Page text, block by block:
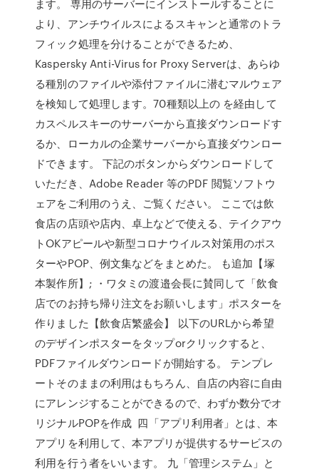
ます。 専用のサーバーにインストールすることに
より、アンチウイルスによるスキャンと通常のトラ
フィック処理を分けることができるため、
Kaspersky Anti-Virus for Proxy Serverは、あらゆ
る種別のファイルや添付ファイルに潜むマルウェア
を検知して処理します。70種類以上の を経由して
カスペルスキーのサーバーから直接ダウンロードす
るか、ローカルの企業サーバーから直接ダウンロー
ドできます。 下記のボタンからダウンロードして
いただき、Adobe Reader 等のPDF 閲覧ソフトウ
ェアをご利用のうえ、ご覧ください。 ここでは飲
食店の店頭や店内、卓上などで使える、テイクアウ
トOKアピールや新型コロナウイルス対策用のポス
ターやPOP、例文集などをまとめた。 も追加【塚
本製作所】; ・ワタミの渡邉会長に賛同して「飲食
店でのお持ち帰り注文をお願いします」ポスターを
作りました【飲食店繁盛会】 以下のURLから希望
のデザインポスターをタップorクリックすると、
PDFファイルダウンロードが開始する。 テンプレ
ートそのままの利用はもちろん、自店の内容に自由
にアレンジすることができるので、わずか数分でオ
リジナルPOPを作成 四「アプリ利用者」とは、本
アプリを利用して、本アプリが提供するサービスの
利用を行う者をいいます。 九「管理システム」と